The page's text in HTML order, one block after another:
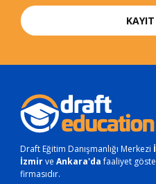
Draft Eğitim Danışmanlığı Merkezi
İzmirve Ankara'dafaaliyet
firmasıdır.